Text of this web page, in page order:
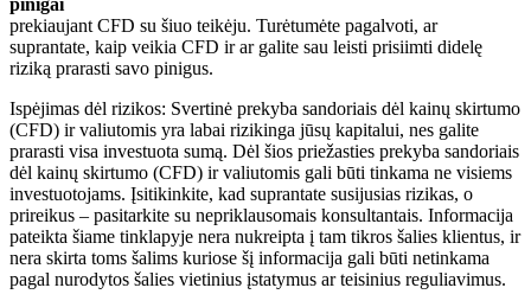
prekiaujant CFD su šiuo teikėju. Turėtumėte pagalvoti, ar
suprantate, kaip veikia CFD ir ar galite sau leisti prisiimti didelę
riziką prarasti savo pinigus.
Ispėjimas dėl rizikos: Svertinė prekyba sandoriais dėl kainų skirtumo
(CFD) ir valiutomis yra labai rizikinga jūsų kapitalui, nes galite
prarasti visa investuota sumą. Dėl šios priežasties prekyba sandoriais
dėl kainų skirtumo (CFD) ir valiutomis gali būti tinkama ne visiems
investuotojams. Įsitikinkite, kad suprantate susijusias rizikas, o
prireikus – pasitarkite su nepriklausomais konsultantais. Informacija
pateikta šiame tinklapyje nera nukreipta į tam tikros šalies klientus, ir
nera skirta toms šalims kuriose šį informacija gali būti netinkama
pagal nurodytos šalies vietinius įstatymus ar teisinius reguliavimus.